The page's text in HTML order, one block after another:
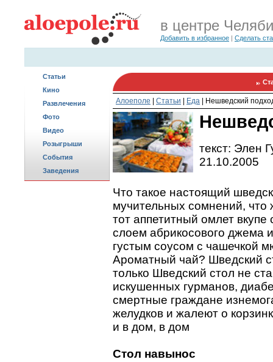
в центре
Добавить в избранное | Сделать
Статьи
Кино
Развлечения
Фото
Видео
Розыгрыши
События
Заведения
Алоеполе Статьи Еда Нешведский
текст: Элен
21.10.2005
Что такое настоящий
мучительных сомнений, что
тот аппетитный омлет
слоем абрикосового джема
густым соусом с чашечкой
Ароматный чай? Шведский
только Шведский стол не
искушенных гурманов,
смертные граждане
желудков и жалеют о
и в дом, в дом
Стол навынос